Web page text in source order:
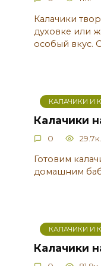
Калачики
духовке или
особый вкус.
КАЛАЧИКИ И
Калачики
0 29.7к.
Готовим
домашним
КАЛАЧИКИ И
Калачики